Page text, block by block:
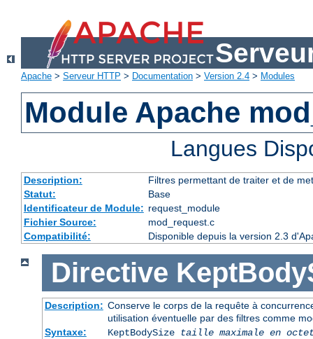
Apache > Serveur HTTP > Documentation > Version 2.4 > Modules
Module Apache
Langues
Description:
Filtres permettant de traiter et de
Statut:
Base
Identificateur de Module: request_module
Fichier Source:
mod_request.c
Compatibilité:
Disponible depuis la version 2.3
Directive
Description: Conserve le corps de la requête à
utilisation éventuelle par des filtres comme
Syntaxe:
KeptBodySize
taille maximale en